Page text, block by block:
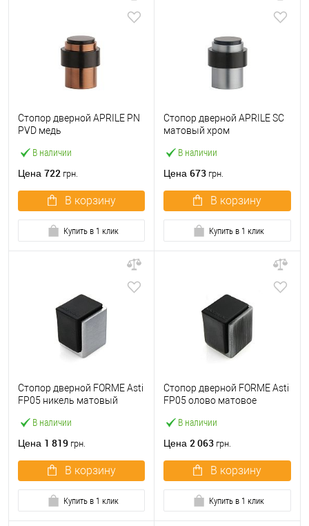
В наличии
Стопор дверной APRILE PN
PVD медь
Цена 722 грн.
В корзину
Купить в 1 клик
В наличии
Стопор дверной APRILE SC
матовый хром
Цена 673 грн.
В корзину
Купить в 1 клик
В наличии
Стопор дверной FORME Asti
FP05 никель матовый
Цена 1 819 грн.
В корзину
Купить в 1 клик
В наличии
Стопор дверной FORME Asti
FP05 олово матовое
Цена 2 063 грн.
В корзину
Купить в 1 клик